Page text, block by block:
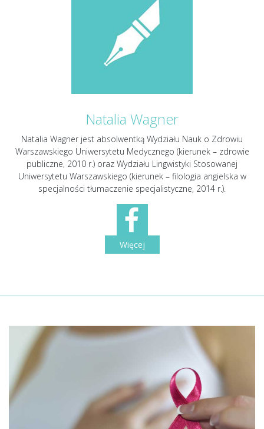
Natalia Wagner
Natalia Wagner jest absolwentką Wydziału Nauk o Zdrowiu
Warszawskiego Uniwersytetu Medycznego (kierunek – zdrowie
publiczne, 2010 r.) oraz Wydziału Lingwistyki Stosowanej
Uniwersytetu Warszawskiego (kierunek – filologia angielska w
specjalności tłumaczenie specjalistyczne, 2014 r.).
Więcej